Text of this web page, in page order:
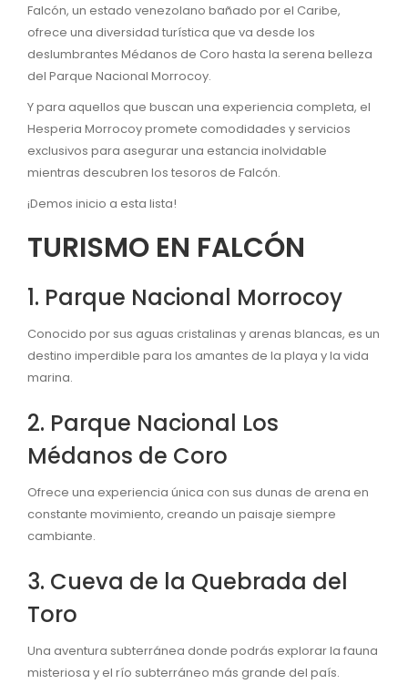
Falcón, un estado venezolano bañado por el Caribe,
ofrece una diversidad turística que va desde los
deslumbrantes Médanos de Coro hasta la serena belleza
del Parque Nacional Morrocoy.
Y para aquellos que buscan una experiencia completa, el
Hesperia Morrocoy promete comodidades y servicios
exclusivos para asegurar una estancia inolvidable
mientras descubren los tesoros de Falcón.
¡Demos inicio a esta lista!
TURISMO EN FALCÓN
1. Parque Nacional Morrocoy
Conocido por sus aguas cristalinas y arenas blancas, es un
destino imperdible para los amantes de la playa y la vida
marina.
2. Parque Nacional Los
Médanos de Coro
Ofrece una experiencia única con sus dunas de arena en
constante movimiento, creando un paisaje siempre
cambiante.
3. Cueva de la Quebrada del
Toro
Una aventura subterránea donde podrás explorar la fauna
misteriosa y el río subterráneo más grande del país.